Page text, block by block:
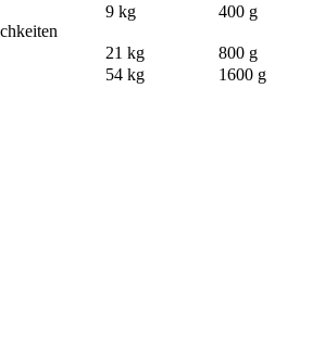
9 kg 400 g
21 kg
800 g
54 kg
1600 g